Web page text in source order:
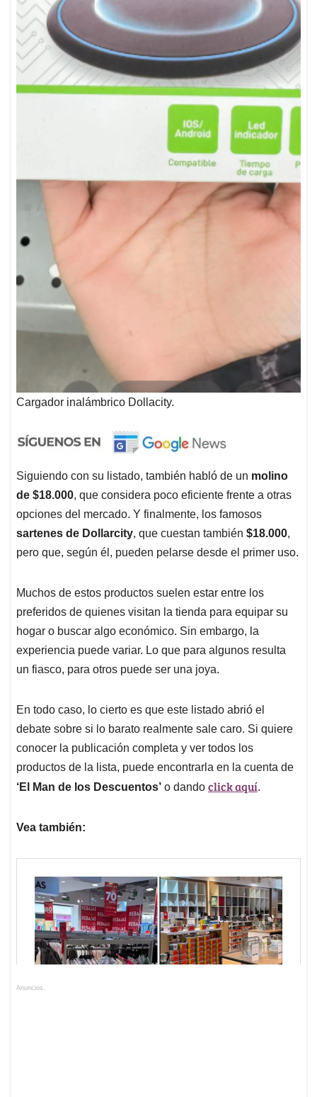
Cargador inalámbrico Dollacity.
Siguiendo con su listado, también habló de un molino
de $18.000, que considera poco eficiente frente a otras
opciones del mercado. Y finalmente, los famosos
sartenes de Dollarcity, que cuestan también $18.000,
pero que, según él, pueden pelarse desde el primer uso.
Muchos de estos productos suelen estar entre los
preferidos de quienes visitan la tienda para equipar su
hogar o buscar algo económico. Sin embargo, la
experiencia puede variar. Lo que para algunos resulta
un fiasco, para otros puede ser una joya.
En todo caso, lo cierto es que este listado abrió el
debate sobre si lo barato realmente sale caro. Si quiere
conocer la publicación completa y ver todos los
productos de la lista, puede encontrarla en la cuenta de
‘El Man de los Descuentos’ o dando click aquí.
Vea también:
Anuncios.